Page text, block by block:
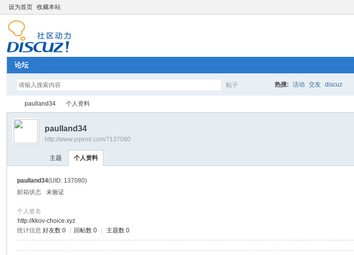
设为首页 收藏本站
论坛
帖子 热搜: 活动 交友 discuz
›
paulland34 个人资料
paulland34
http://www.yqwml.com/?137080
主题 个人资料
paulland34(UID: 137080)
邮箱状态
未验证
个人签名
http://kkov-choice.xyz
统计信息 好友数 0 回帖数 0 主题数 0